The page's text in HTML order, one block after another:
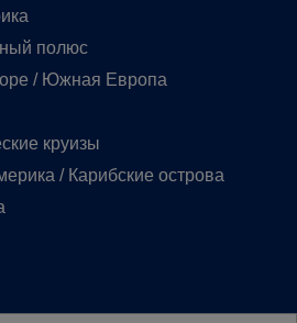
полюс
/ Южная Европа
круизы
/ Карибские острова